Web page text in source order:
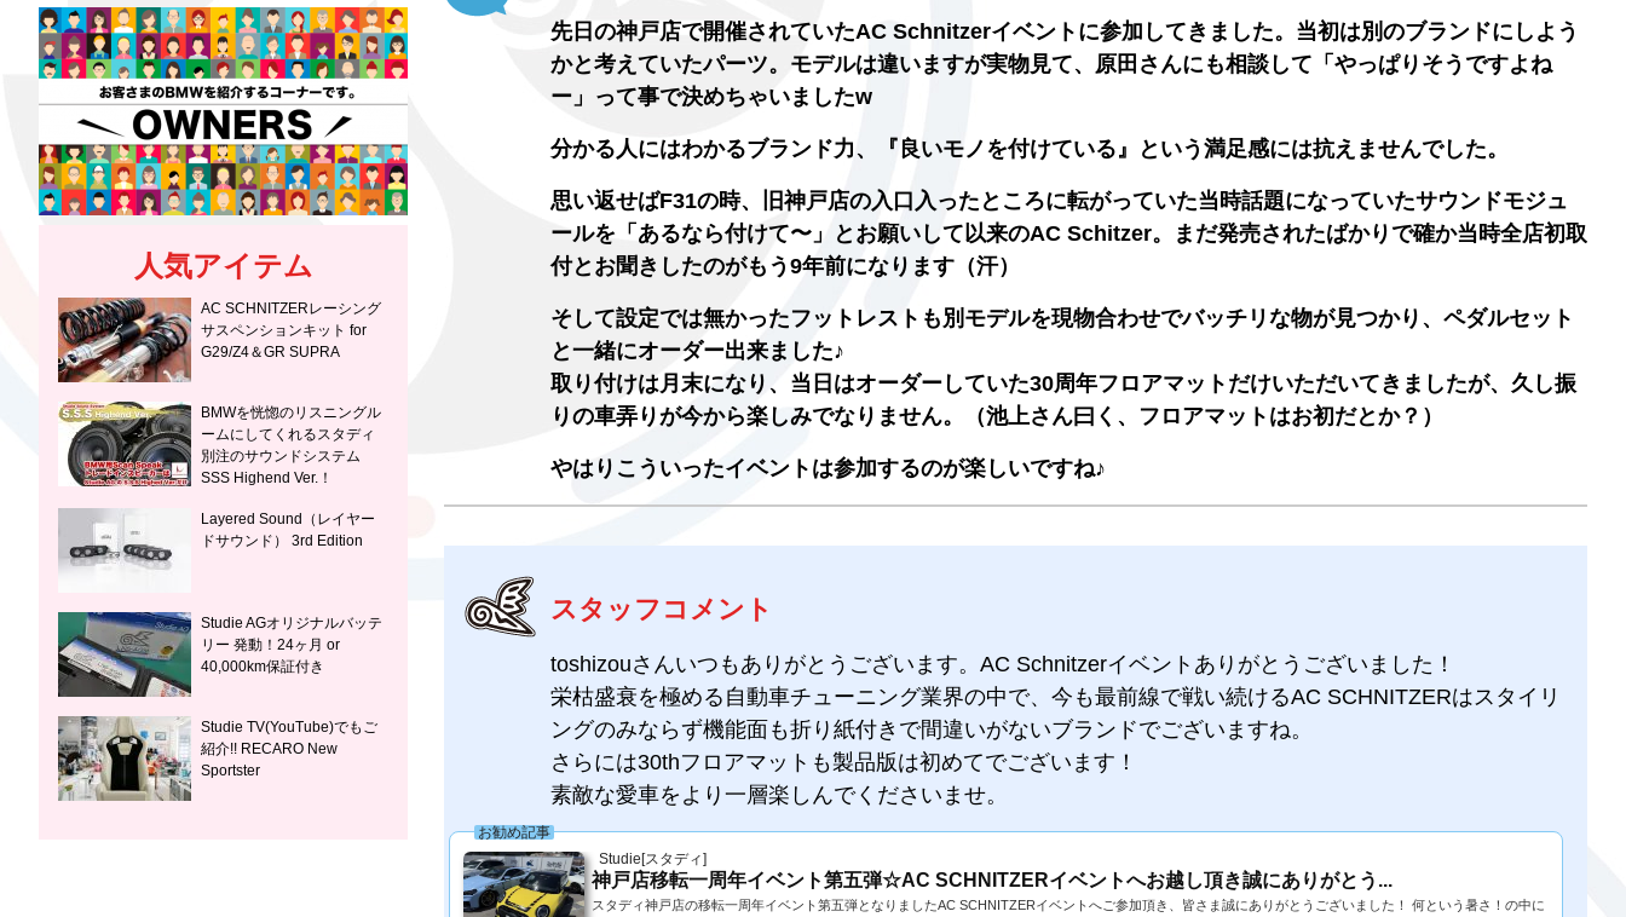
人気アイテム
AC SCHNITZERレーシング
サスペンションキット for
G29/Z4＆GR SUPRA
BMWを恍惚のリスニングル
ームにしてくれるスタディ
別注のサウンドシステム
SSS Highend Ver.！
Layered Sound（レイヤー
ドサウンド） 3rd Edition
Studie AGオリジナルバッテ
リー 発動！24ヶ月 or
40,000km保証付き
Studie TV(YouTube)でもご
紹介!! RECARO New
Sportster
先日の神戸店で開催されていたAC Schnitzerイベントに参加してきました。当初は別のブランドにしよう
かと考えていたパーツ。モデルは違いますが実物見て、原田さんにも相談して「やっぱりそうですよね
ー」って事で決めちゃいましたw
分かる人にはわかるブランド力、『良いモノを付けている』という満足感には抗えませんでした。
思い返せばF31の時、旧神戸店の入口入ったところに転がっていた当時話題になっていたサウンドモジュ
ールを「あるなら付けて〜」とお願いして以来のAC Schitzer。まだ発売されたばかりで確か当時全店初取
付とお聞きしたのがもう9年前になります（汗）
そして設定では無かったフットレストも別モデルを現物合わせでバッチリな物が見つかり、ペダルセット
と一緒にオーダー出来ました♪
取り付けは月末になり、当日はオーダーしていた30周年フロアマットだけいただいてきましたが、久し振
りの車弄りが今から楽しみでなりません。（池上さん曰く、フロアマットはお初だとか？）
やはりこういったイベントは参加するのが楽しいですね♪
スタッフコメント
toshizouさんいつもありがとうございます。AC Schnitzerイベントありがとうございました！
栄枯盛衰を極める自動車チューニング業界の中で、今も最前線で戦い続けるAC SCHNITZERはスタイリ
ングのみならず機能面も折り紙付きで間違いがないブランドでございますね。
さらには30thフロアマットも製品版は初めてでございます！
素敵な愛車をより一層楽しんでくださいませ。
Studie[スタディ]
お勧め記事
神戸店移転一周年イベント第五弾☆AC SCHNITZERイベントへお越し頂き誠にありがとう...
スタディ神戸店の移転一周年イベント第五弾となりましたAC SCHNITZERイベントへご参加頂き、皆さま誠にありがとうございました！ 何という暑さ！の中に